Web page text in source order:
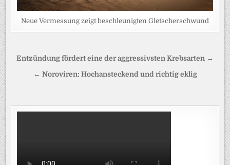
Neue Vermessung zeigt beschleunigten Gletscherschwund
Beitragsnavigation
Entzündung fördert eine der aggressivsten Krebsarten →
← Noroviren: Hochansteckend und richtig eklig